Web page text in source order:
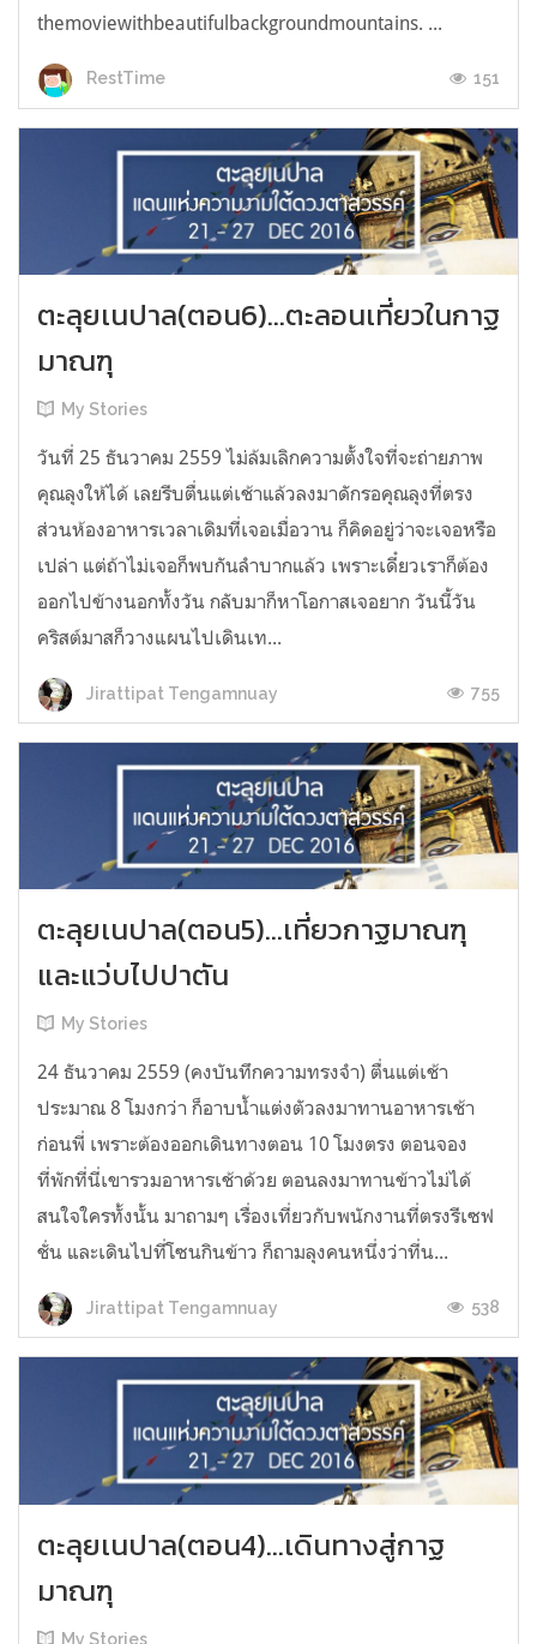
themoviewithbeautifulbackgroundmountains. ...
RestTime 151
ตะลุยเนปาล(ตอน6)...ตะลอนเที่ยวในกาฐ
มาณฑุ
My Stories
วันที่ 25 ธันวาคม 2559 ไม่ล้มเลิกความตั้งใจที่จะถ่ายภาพ
คุณลุงให้ได้ เลยรีบตื่นแต่เช้าแล้วลงมาดักรอคุณลุงที่ตรง
ส่วนห้องอาหารเวลาเดิมที่เจอเมื่อวาน ก็คิดอยู่ว่าจะเจอหรือ
เปล่า แต่ถ้าไม่เจอก็พบกันลำบากแล้ว เพราะเดี๋ยวเราก็ต้อง
ออกไปข้างนอกทั้งวัน กลับมาก็หาโอกาสเจอยาก วันนี้วัน
คริสต์มาสก็วางแผนไปเดินเท...
Jirattipat Tengamnuay 755
ตะลุยเนปาล(ตอน5)...เที่ยวกาฐมาณฑุ
และแว่บไปปาตัน
My Stories
24 ธันวาคม 2559 (คงบันทึกความทรงจำ) ตื่นแต่เช้า
ประมาณ 8 โมงกว่า ก็อาบน้ำแต่งตัวลงมาทานอาหารเช้า
ก่อนพี่ เพราะต้องออกเดินทางตอน 10 โมงตรง ตอนจอง
ที่พักที่นี่เขารวมอาหารเช้าด้วย ตอนลงมาทานข้าวไม่ได้
สนใจใครทั้งนั้น มาถามๆ เรื่องเที่ยวกับพนักงานที่ตรงรีเซฟ
ชั่น และเดินไปที่โซนกินข้าว ก็ถามลุงคนหนึ่งว่าที่น...
Jirattipat Tengamnuay 538
ตะลุยเนปาล(ตอน4)...เดินทางสู่กาฐ
มาณฑุ
My Stories